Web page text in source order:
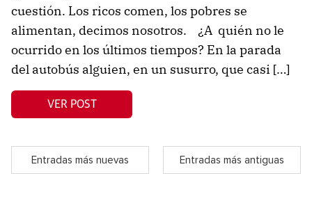
cuestión. Los ricos comen, los pobres se
alimentan, decimos nosotros. ¿A quién no le
ocurrido en los últimos tiempos? En la parada
del autobús alguien, en un susurro, que casi […]
VER POST
Entradas más nuevas Entradas más antiguas